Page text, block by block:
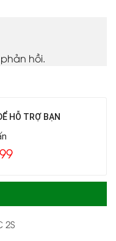
HỖ TRỢ BẠN
2S
hồi.